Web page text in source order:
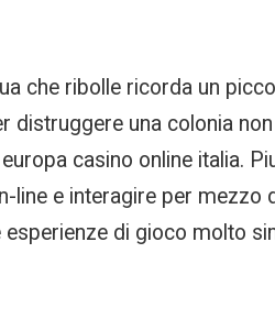
che ribolle ricorda un
distruggere una colonia
casino online italia.
e interagire per
di gioco molto